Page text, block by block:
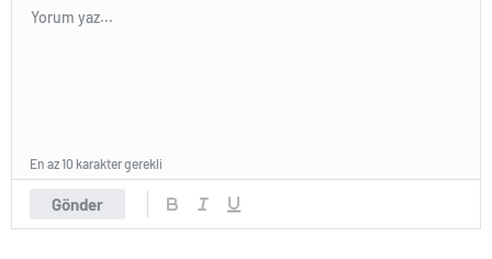
Gönder
En az 10 karakter gerekli